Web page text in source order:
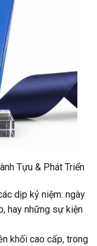
Tựu & Phát Triển
dịp kỷ niệm: ngày
hay những sự kiện
khối cao cấp, trong